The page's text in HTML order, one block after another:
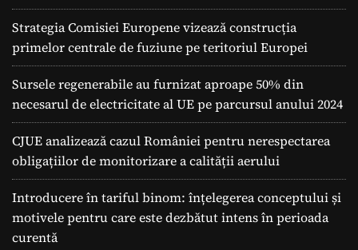
Strategia Comisiei Europene vizează construcția
primelor centrale de fuziune pe teritoriul Europei
Sursele regenerabile au furnizat aproape 50% din
necesarul de electricitate al UE pe parcursul anului 2024
CJUE analizează cazul României pentru nerespectarea
obligațiilor de monitorizare a calității aerului
Introducere în tariful binom: înțelegerea conceptului și
motivele pentru care este dezbătut intens în perioada
curentă